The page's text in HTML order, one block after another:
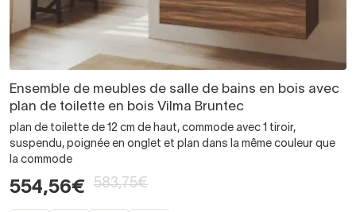
Ensemble de meubles de salle de bains en bois avec
plan de toilette en bois Vilma Bruntec
plan de toilette de 12 cm de haut, commode avec 1 tiroir,
suspendu, poignée en onglet et plan dans la même couleur que
la commode
554,56€ 583,75€